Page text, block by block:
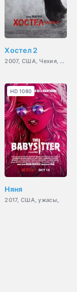
Хостел 2
2007, США, Чехия, ужасы,
Няня
2017, США, ужасы,
HD 1080